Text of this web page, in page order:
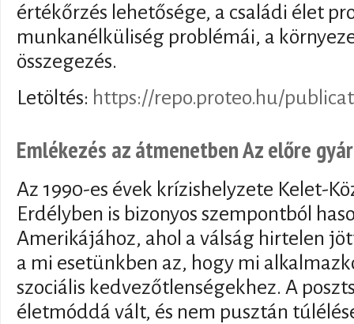
értékőrzés lehetősége, a családi élet
munkanélküliség problémái, a
összegezés.
Letöltés: https://repo.proteo.hu/
Emlékezés az átmenetben Az előre
Az 1990-es évek krízishelyzete Kelet-
Erdélyben is bizonyos szempontból
Amerikájához, ahol a válság hirtelen
a mi esetünkben az, hogy mi
szociális kedvezőtlenségekhez. A
életmóddá vált, és nem pusztán